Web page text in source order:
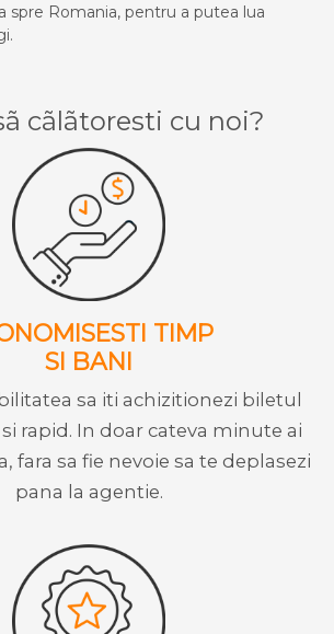
spre Romania, pentru a putea lua
cãlãtoresti cu noi?
TIMP
SI BANI
sa iti achizitionezi biletul
rapid. In doar cateva minute ai
fara sa fie nevoie sa te deplasezi
pana la agentie.